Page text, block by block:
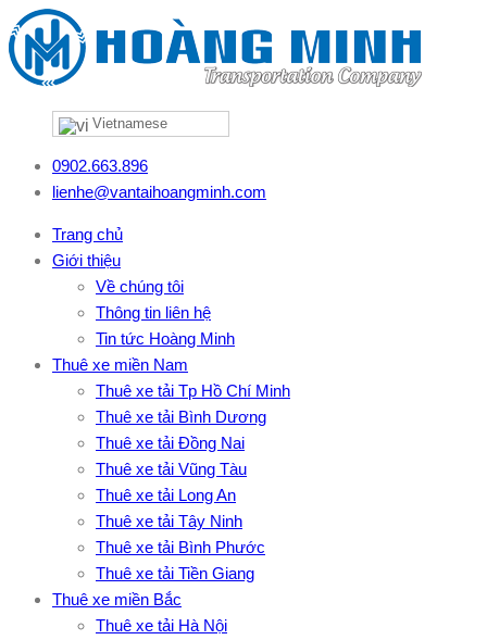
Vietnamese
0902.663.896
lienhe@vantaihoangminh.com
Trang chủ
Giới thiệu
Về chúng tôi
Thông tin liên hệ
Tin tức Hoàng Minh
Thuê xe miền Nam
Thuê xe tải Tp Hồ Chí Minh
Thuê xe tải Bình Dương
Thuê xe tải Đồng Nai
Thuê xe tải Vũng Tàu
Thuê xe tải Long An
Thuê xe tải Tây Ninh
Thuê xe tải Bình Phước
Thuê xe tải Tiền Giang
Thuê xe miền Bắc
Thuê xe tải Hà Nội